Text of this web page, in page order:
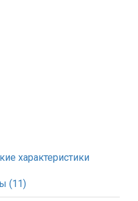
характеристики
(11)